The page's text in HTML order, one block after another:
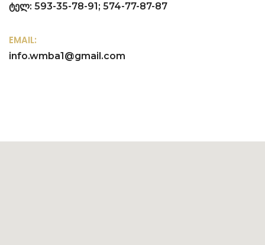
ტელ: 593-35-78-91; 574-77-87-87
EMAIL:
info.wmba1@gmail.com